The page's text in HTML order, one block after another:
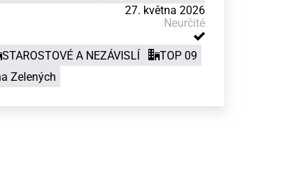
27. května 2026
Neurčité
STAROSTOVÉ A NEZÁVISLÍ
TOP 09
Zelených